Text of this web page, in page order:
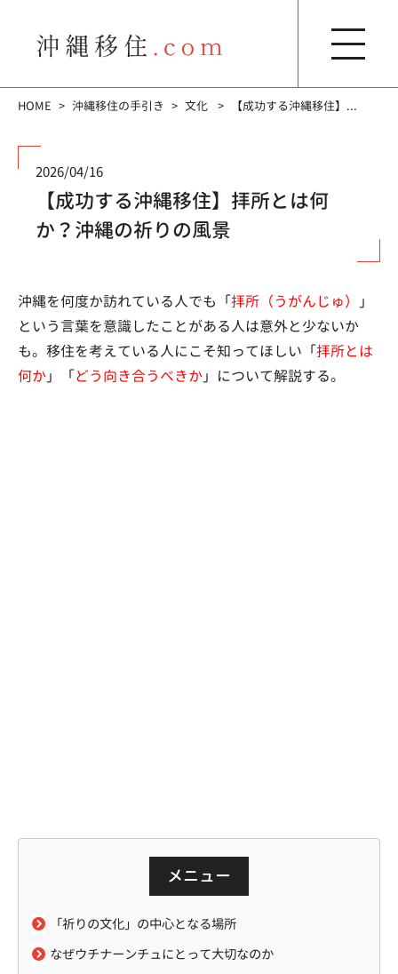
HOME 沖縄移住の手引き 文化 【成功する沖縄移住】...
2026/04/16
【成功する沖縄移住】拝所とは何
か？沖縄の祈りの風景
沖縄を何度か訪れている人でも「拝所（うがんじゅ）
」
という言葉を意識したことがある人は意外と少ないか
も。移住を考えている人にこそ知ってほしい「拝所とは
何か」「どう向き合うべきか」について解説する。
メニュー
「祈りの文化」の中心となる場所
なぜウチナーンチュにとって大切なのか